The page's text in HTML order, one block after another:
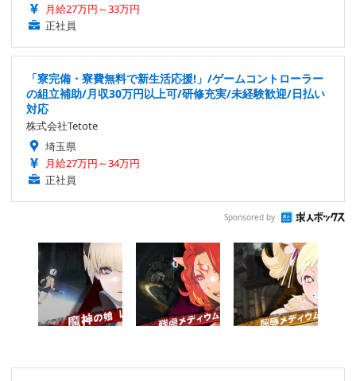
月給27万円～33万円
正社員
「寮完備・寮費無料で新生活応援!」/ゲームコントローラー
の組立補助/月収30万円以上可/研修充実/未経験歓迎/日払い
対応
株式会社Tetote
埼玉県
月給27万円～34万円
正社員
Sponsored by